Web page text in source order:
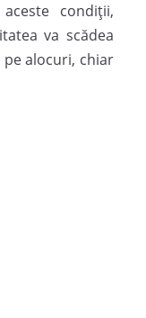
condiții,
va scădea
alocuri, chiar